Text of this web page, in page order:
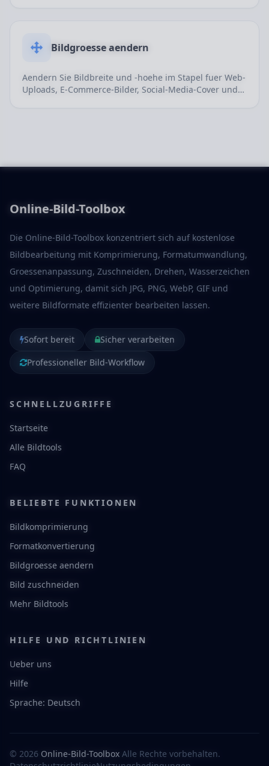
Bildgroesse aendern
Aendern Sie Bildbreite und -hoehe im Stapel fuer Web-
Uploads, E-Commerce-Bilder, Social-Media-Cover und
Online-Bild-Toolbox
Die Online-Bild-Toolbox konzentriert sich auf kostenlose
Bildbearbeitung mit Komprimierung, Formatumwandlung,
Groessenanpassung, Zuschneiden, Drehen, Wasserzeichen
und Optimierung, damit sich JPG, PNG, WebP, GIF und
weitere Bildformate effizienter bearbeiten lassen.
Sofort bereit
Sicher verarbeiten
Professioneller Bild-Workflow
SCHNELLZUGRIFFE
Startseite
Alle Bildtools
FAQ
BELIEBTE FUNKTIONEN
Bildkomprimierung
Formatkonvertierung
Bildgroesse aendern
Bild zuschneiden
Mehr Bildtools
HILFE UND RICHTLINIEN
Ueber uns
Hilfe
Sprache: Deutsch
© 2026 Online-Bild-Toolbox Alle Rechte vorbehalten.